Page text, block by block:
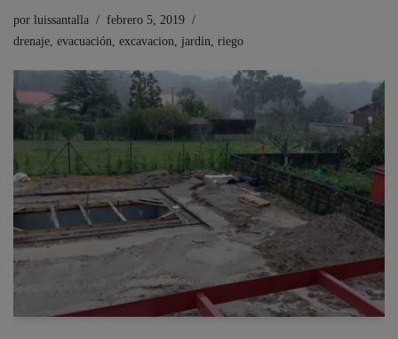
por luissantalla
febrero 5, 2019
drenaje evacuación excavacion jardin riego